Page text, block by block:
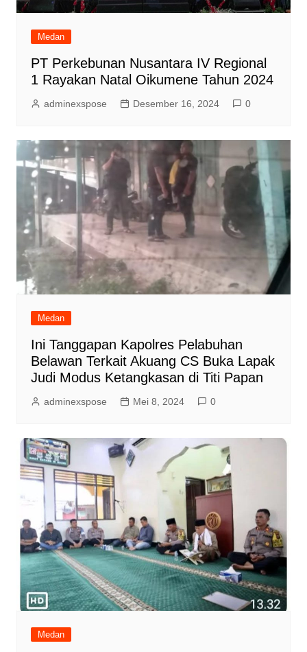
Medan
PT Perkebunan Nusantara IV Regional
1 Rayakan Natal Oikumene Tahun 2024
adminexspose Desember 16, 2024 0
Medan
Ini Tanggapan Kapolres Pelabuhan
Belawan Terkait Akuang CS Buka Lapak
Judi Modus Ketangkasan di Titi Papan
adminexspose Mei 8, 2024 0
Medan